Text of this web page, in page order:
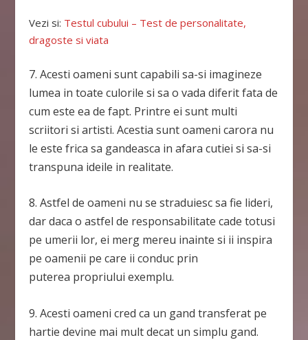
Vezi si: Testul cubului – Test de personalitate,
dragoste si viata
7. Acesti oameni sunt capabili sa-si imagineze
lumea in toate culorile si sa o vada diferit fata de
cum este ea de fapt. Printre ei sunt multi
scriitori si artisti. Acestia sunt oameni carora nu
le este frica sa gandeasca in afara cutiei si sa-si
transpuna ideile in realitate.
8. Astfel de oameni nu se straduiesc sa fie lideri,
dar daca o astfel de responsabilitate cade totusi
pe umerii lor, ei merg mereu inainte si ii inspira
pe oamenii pe care ii conduc prin
puterea propriului exemplu.
9. Acesti oameni cred ca un gand transferat pe
hartie devine mai mult decat un simplu gand.